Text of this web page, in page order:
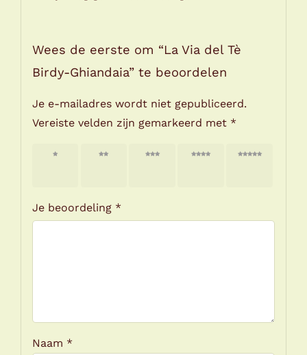
Wees de eerste om “La Via del Tè
Birdy-Ghiandaia” te beoordelen
Je e-mailadres wordt niet gepubliceerd.
Vereiste velden zijn gemarkeerd met *
1 van
2 van
3 van
4 van
5 van
Je beoordeling *
Naam *